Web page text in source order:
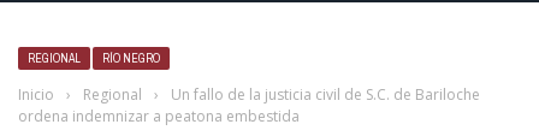
REGIONAL RÍO NEGRO
Inicio › Regional ›
Un fallo de la justicia civil de S.C. de Bariloche
ordena indemnizar a peatona embestida